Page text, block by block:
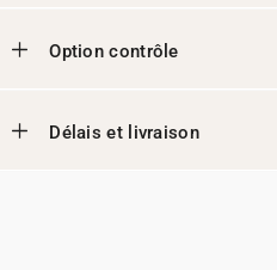
Option contrôle
Délais et livraison